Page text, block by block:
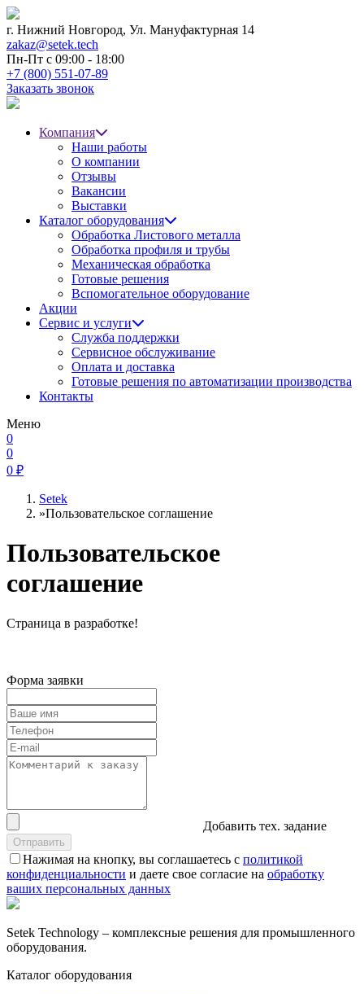
г. Нижний Новгород, Ул. Мануфактурная 14
zakaz@setek.tech
Пн-Пт с 09:00 - 18:00
+7 (800) 551-07-89
Заказать звонок
Компания
Наши работы
О компании
Отзывы
Вакансии
Выставки
Каталог оборудования
Обработка Листового металла
Обработка профиля и трубы
Механическая обработка
Готовые решения
Вспомогательное оборудование
Акции
Сервис и услуги
Служба поддержки
Сервисное обслуживание
Оплата и доставка
Готовые решения по автоматизации производства
Контакты
Меню
0
0
0 ₽
Setek
»Пользовательское соглашение
Пользовательское
соглашение
Страница в разработке!
Форма заявки
Добавить тех. задание
Нажимая на кнопку, вы соглашаетесь с политикой
конфиденциальности и даете свое согласие на обработку
ваших персональных данных
Setek Technology – комплексные решения для промышленного
оборудования.
Каталог оборудования